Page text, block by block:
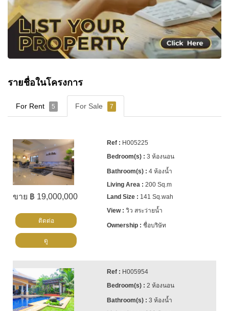
รายชื่อในโครงการ
For Rent 5 For Sale 7
ขาย ฿ 19,000,000
H005225
3 ห้องนอน
4 ห้องน้ำ
200 Sq.m
141 Sq.wah
วิว สระว่ายน้ำ
ชื่อบริษัท
ติดต่อ
ดู
H005954
2 ห้องนอน
3 ห้องน้ำ